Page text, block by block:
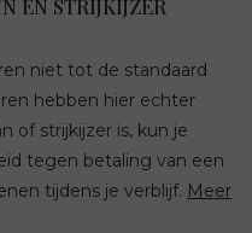
EN STRIJKIJZER
niet tot de standaard
hebben hier echter
of strijkijzer is, kun je
tegen betaling van een
tijdens je verblijf. Meer